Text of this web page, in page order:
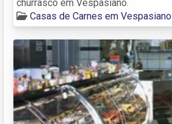
churrasco em Vespasiano.
Casas de Carnes em Vespasiano